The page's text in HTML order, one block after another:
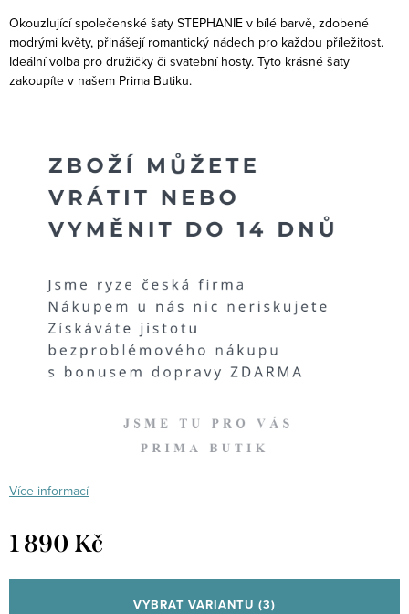
Okouzlující společenské šaty STEPHANIE v bílé barvě, zdobené
modrými květy, přinášejí romantický nádech pro každou příležitost.
Ideální volba pro družičky či svatební hosty. Tyto krásné šaty
zakoupíte v našem Prima Butiku.
Více informací
1 890 Kč
cena:
VYBRAT VARIANTU (3)